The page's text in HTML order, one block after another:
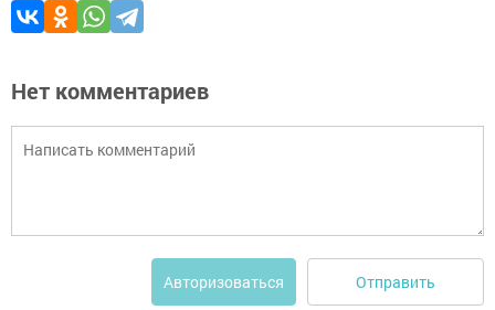
Нет комментариев
Авторизоваться Отправить